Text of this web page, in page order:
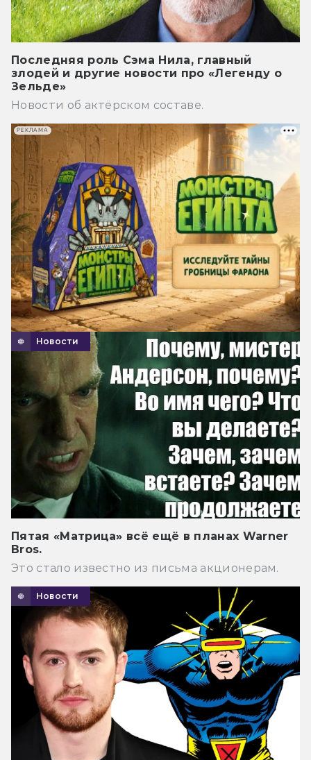
Последняя роль Сэма Нила, главный
злодей и другие новости про «Легенду о
Зельде»
Новости об актёрском составе.
Новости
Пятая «Матрица» всё ещё в планах Warner
Bros.
Это стало известно из письма акционерам.
Новости
РЕКЛАМА